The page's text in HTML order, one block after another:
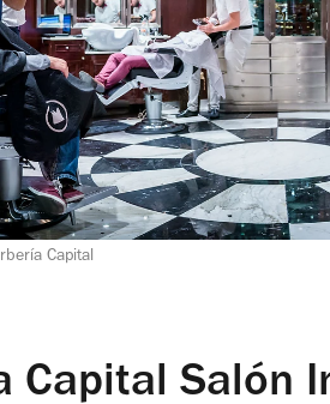
Capital
Capital Salón